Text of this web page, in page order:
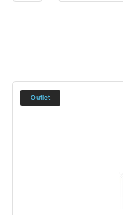
Outlet